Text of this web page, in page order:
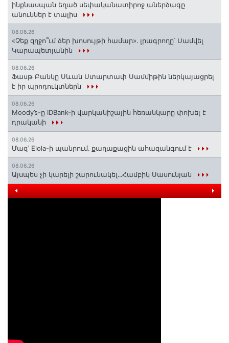
ինքնասպան եղած սեփականատիրոջ աներձագը
անուններ է տալիս
08.06.26
«Չեք զղջո՞ւմ ձեր խոսույթի համար»․ լրագրողը՝ Սամվել
Կարապետյանին
08.06.26
Ֆասթ Բանկը Սևան Ստարտափ Սամմիթին ներկայացրել
է իր պրոդուկտներն
08.06.26
Moody’s-ը IDBank-ի վարկանիշային հեռանկարը փոխել է
դրականի
08.06.26
Մազ՝ Elola-ի պանրում․ քաղաքացին ահազանգում է
08.06.26
Այսպես չի կարելի շարունակել․․․Համբիկ Սասունյան